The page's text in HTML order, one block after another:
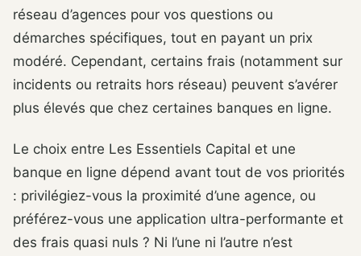
réseau d’agences pour vos questions ou
démarches spécifiques, tout en payant un prix
modéré. Cependant, certains frais (notamment sur
incidents ou retraits hors réseau) peuvent s’avérer
plus élevés que chez certaines banques en ligne.
Le choix entre Les Essentiels Capital et une
banque en ligne dépend avant tout de vos priorités
: privilégiez-vous la proximité d’une agence, ou
préférez-vous une application ultra-performante et
des frais quasi nuls ? Ni l’une ni l’autre n’est